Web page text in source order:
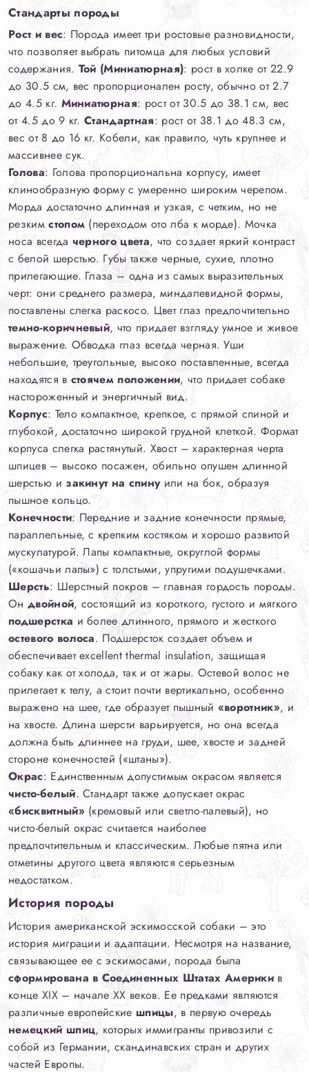
Стандарты породы
Рост и вес: Порода имеет три ростовые разновидности,
что позволяет выбрать питомца для любых условий
содержания. Той (Миниатюрная): рост в холке от 22.9
до 30.5 см, вес пропорционален росту, обычно от 2.7
до 4.5 кг. Миниатюрная: рост от 30.5 до 38.1 см, вес
от 4.5 до 9 кг.Стандартная: рост от 38.1 до 48.3 см,
вес от 8 до 16 кг. Кобели, как правило, чуть крупнее и
массивнее сук.
Голова: Голова пропорциональна корпусу, имеет
клинообразную форму с умеренно широким черепом.
Морда достаточно длинная и узкая, с четким, но не
резкимстопом (переходом ото лба к морде). Мочка
носа всегда черного цвета, что создает яркий контраст
с белой шерстью. Губы также черные, сухие, плотно
прилегающие. Глаза – одна из самых выразительных
черт: они среднего размера, миндалевидной формы,
поставлены слегка раскосо. Цвет глаз предпочтительно
темно-коричневый, что придает взгляду умное и живое
выражение. Обводка глаз всегда черная. Уши
небольшие, треугольные, высоко поставленные, всегда
находятся в стоячем положении, что придает собаке
настороженный и энергичный вид.
Корпус: Тело компактное, крепкое, с прямой спиной и
глубокой, достаточно широкой грудной клеткой. Формат
корпуса слегка растянутый. Хвост – характерная черта
шпицев – высоко посажен, обильно опушен длинной
шерстью и закинут на спинуили на бок, образуя
пышное кольцо.
Конечности: Передние и задние конечности прямые,
параллельные, с крепким костяком и хорошо развитой
мускулатурой. Лапы компактные, округлой формы
(«кошачьи лапы») с толстыми, упругими подушечками.
Шерсть: Шерстный покров – главная гордость породы.
Он двойной, состоящий из короткого, густого и мягкого
подшерстка и более длинного, прямого и жесткого
остевого волоса. Подшерсток создает объем и
обеспечивает excellent thermal insulation, защищая
собаку как от холода, так и от жары. Остевой волос не
прилегает к телу, а стоит почти вертикально, особенно
выражено на шее, где образует пышный «воротник», и
на хвосте. Длина шерсти варьируется, но она всегда
должна быть длиннее на груди, шее, хвосте и задней
стороне конечностей («штаны»).
Окрас: Единственным допустимым окрасом является
чисто-белый. Стандарт также допускает окрас
«бисквитный» (кремовый или светло-палевый), но
чисто-белый окрас считается наиболее
предпочтительным и классическим. Любые пятна или
отметины другого цвета являются серьезным
недостатком.
История породы
История американской эскимосской собаки – это
история миграции и адаптации. Несмотря на название,
связывающее ее с эскимосами, порода была
сформирована в Соединенных Штатах Америки в
конце XIX – начале XX веков. Ее предками являются
различные европейские шпицы, в первую очередь
немецкий шпиц, которых иммигранты привозили с
собой из Германии, скандинавских стран и других
частей Европы.